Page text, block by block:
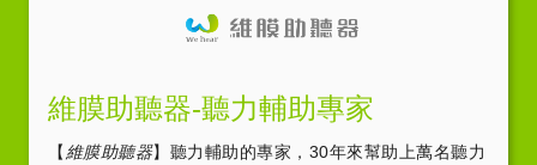
維膜助聽器-聽力輔助專家
【 維膜助聽器】聽力輔助的專家，30年來幫助上萬名聽力